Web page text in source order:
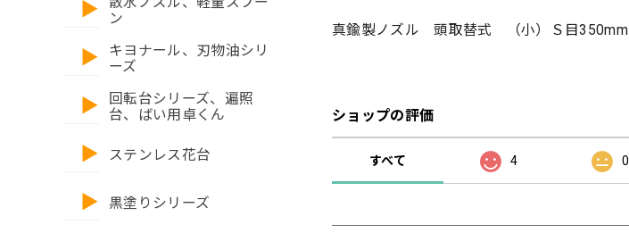
ン
キヨナール、刃物油シリ
ーズ
回転台シリーズ、遍照
台、ばい用卓くん
ステンレス花台
黒塗りシリーズ
真鍮製ノズル 頭取替式 （小）Ｓ目350mm
ショップの評価
すべて 4 0